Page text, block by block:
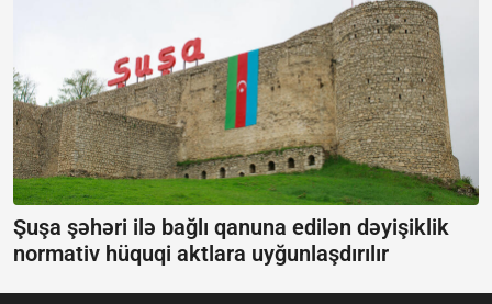
Şuşa şəhəri ilə bağlı qanuna edilən dəyişiklik
normativ hüquqi aktlara uyğunlaşdırılır